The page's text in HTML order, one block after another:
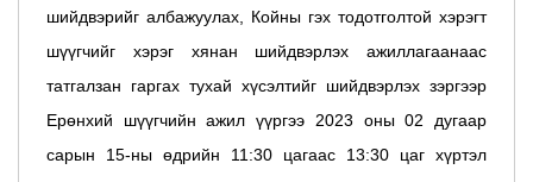
шийдвэрийг албажуулах, Койны гэх тодотголтой хэрэгт
шүүгчийг хэрэг хянан шийдвэрлэх ажиллагаанаас
татгалзан гаргах тухай хүсэлтийг шийдвэрлэх зэргээр
Ерөнхий шүүгчийн ажил үүргээ 2023 оны 02 дугаар
сарын 15-ны өдрийн 11:30 цагаас 13:30 цаг хүртэл